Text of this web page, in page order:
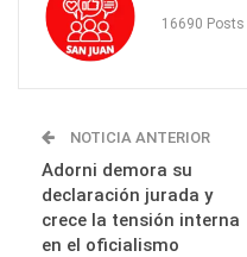
16690 Posts
NOTICIA ANTERIOR
Adorni demora su
declaración jurada y
crece la tensión interna
en el oficialismo